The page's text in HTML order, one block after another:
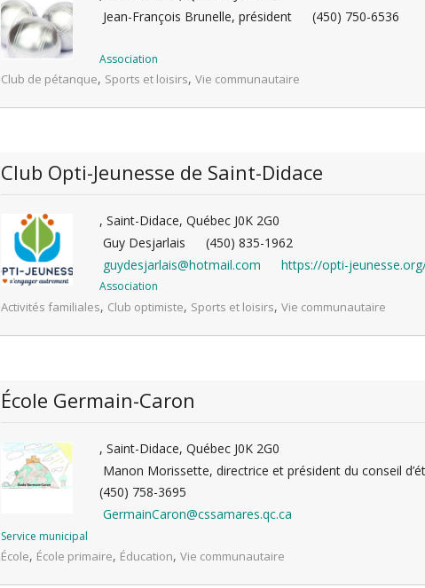
Jean-François Brunelle, président
(450) 750-6536
Association
Club de pétanque, Sports et loisirs, Vie communautaire
Club Opti-Jeunesse de Saint-Didace
, Saint-Didace, Québec J0K 2G0
Guy Desjarlais
(450) 835-1962
guydesjarlais@hotmail.com
https://opti-
Association
Activités familiales, Club optimiste, Sports et loisirs, Vie communautaire
École Germain-Caron
, Saint-Didace, Québec J0K 2G0
Manon Morissette, directrice et président du conseil
(450) 758-3695
GermainCaron@cssamares.qc.ca
Service municipal
École, École primaire, Éducation, Vie communautaire